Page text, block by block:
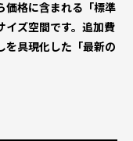
価格に含まれる「標準
イズ空間です。追加費
を具現化した「最新の